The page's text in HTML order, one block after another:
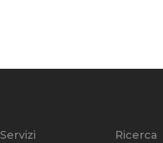
Servizi Ricerca